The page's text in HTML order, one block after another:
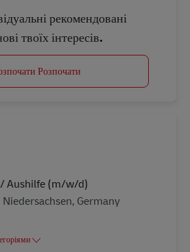
рекомендовані
твоїх інтересів.
Розпочати
Aushilfe (m/w/d)
Germany